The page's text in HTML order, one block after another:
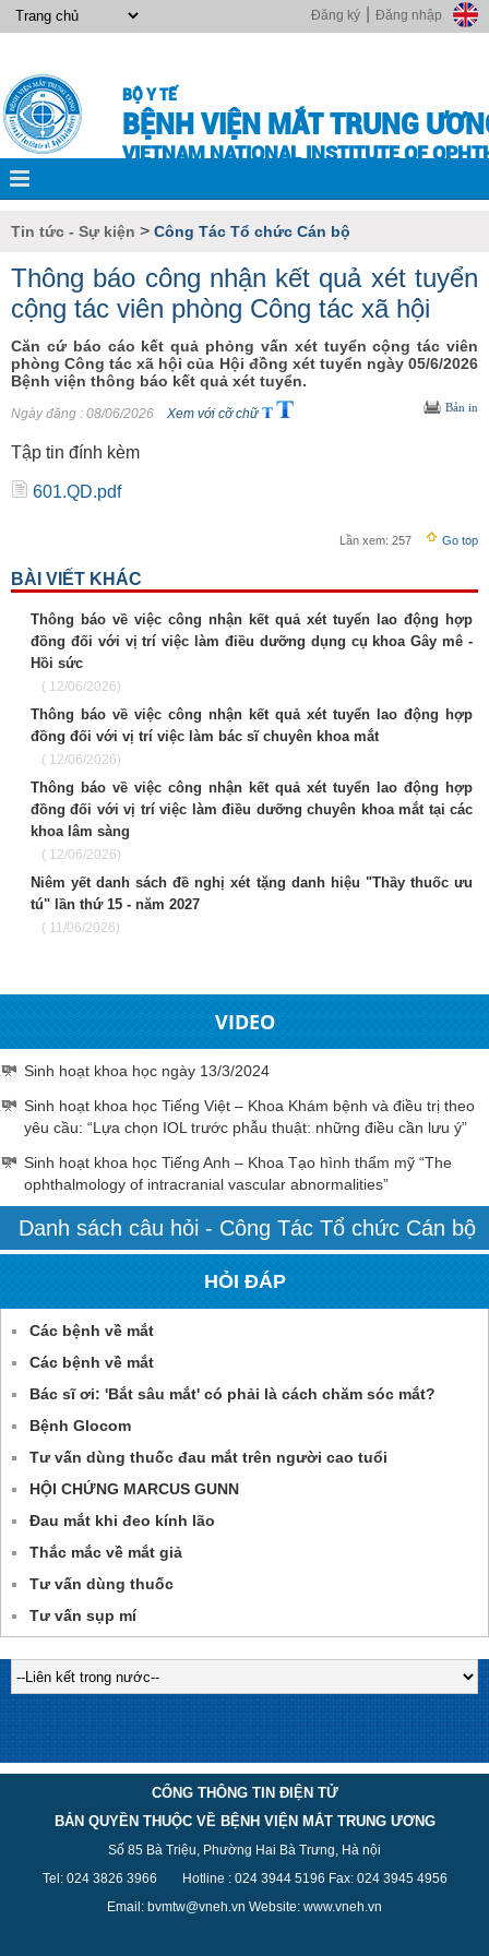
Đăng nhập
Đăng ký
BỘ Y TẾ
BỆNH VIỆN MẮT TRUNG
VIETNAM NATIONAL INSTITUTE OF
Tin tức - Sự kiện > Công Tác Tổ chức Cán bộ
Thông báo công nhận kết quả xét tuyển
cộng tác viên phòng Công tác xã hội
Căn cứ báo cáo kết quả phỏng vấn xét tuyển cộng tác viên
phòng Công tác xã hội của Hội đồng xét tuyển ngày 05/6/2026
Bệnh viện thông báo kết quả xét tuyển.
Ngày đăng : 08/06/2026 Xem với cỡ chữ Bản in
Tập tin đính kèm
601.QD.pdf
Lần xem: 257 Go top
BÀI VIẾT KHÁC
Thông báo về việc công nhận kết quả xét tuyển lao động hợp
đồng đối với vị trí việc làm điều dưỡng dụng cụ khoa Gây mê -
Hồi sức
( 12/06/2026)
Thông báo về việc công nhận kết quả xét tuyển lao động hợp
đồng đối với vị trí việc làm bác sĩ chuyên khoa mắt
( 12/06/2026)
Thông báo về việc công nhận kết quả xét tuyển lao động hợp
đồng đối với vị trí việc làm điều dưỡng chuyên khoa mắt tại các
khoa lâm sàng
( 12/06/2026)
Niêm yết danh sách đề nghị xét tặng danh hiệu "Thầy thuốc ưu
tú" lần thứ 15 - năm 2027
( 11/06/2026)
VIDEO
Sinh hoạt khoa học ngày 13/3/2024
Sinh hoạt khoa học Tiếng Việt – Khoa Khám bệnh và điều trị theo
yêu cầu: “Lựa chọn IOL trước phẫu thuật: những điều cần lưu ý”
Sinh hoạt khoa học Tiếng Anh – Khoa Tạo hình thẩm mỹ “The
ophthalmology of intracranial vascular abnormalities”
Danh sách câu hỏi - Công Tác Tổ chức Cán bộ
HỎI ĐÁP
Các bệnh về mắt
Các bệnh về mắt
Bác sĩ ơi: 'Bắt sâu mắt' có phải là cách chăm sóc mắt?
Bệnh Glocom
Tư vấn dùng thuốc đau mắt trên người cao tuổi
HỘI CHỨNG MARCUS GUNN
Đau mắt khi đeo kính lão
Thắc mắc về mắt giả
Tư vấn dùng thuốc
Tư vấn sụp mí
CỔNG THÔNG TIN ĐIỆN TỬ
BẢN QUYỀN THUỘC VỀ BỆNH VIỆN MẮT TRUNG ƯƠNG
Số 85 Bà Triệu, Phường Hai Bà Trưng, Hà nội
Tel: 024 3826 3966 Hotline : 024 3944 5196 Fax: 024 3945 4956
Email: bvmtw@vneh.vn Website: www.vneh.vn